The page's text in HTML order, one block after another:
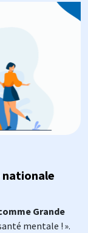
nationale
Grande
mentale ! ».